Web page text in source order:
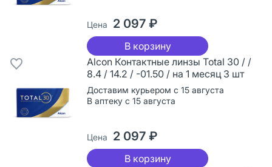
Цена 2 097 ₽
В корзину
Alcon Контактные линзы Total 30 / /
8.4 / 14.2 / -01.50 / на 1 месяц 3 шт
Доставим курьером с 15 августа
В аптеку с 15 августа
Цена 2 097 ₽
В корзину